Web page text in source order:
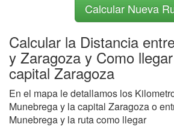
Calcular Nueva
Calcular la Distancia
y Zaragoza y Como
capital Zaragoza
En el mapa le detallamos los
Munebrega y la capital Zaragoza o
Munebrega y la ruta como llegar